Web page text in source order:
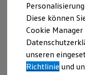
Kombis
Sportwagen
Schnell
Angebote und
Aktuelle
E-Auto-
Diese können
Cookie
unseren
Richtlinie und